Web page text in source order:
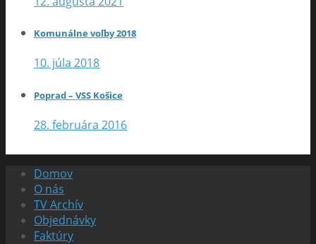
Komunálne voľby 2018
10. júla 2018
Poprad – VSS Košice
28. februára 2016
Domov
O nás
TV Archív
Objednávky
Faktúry